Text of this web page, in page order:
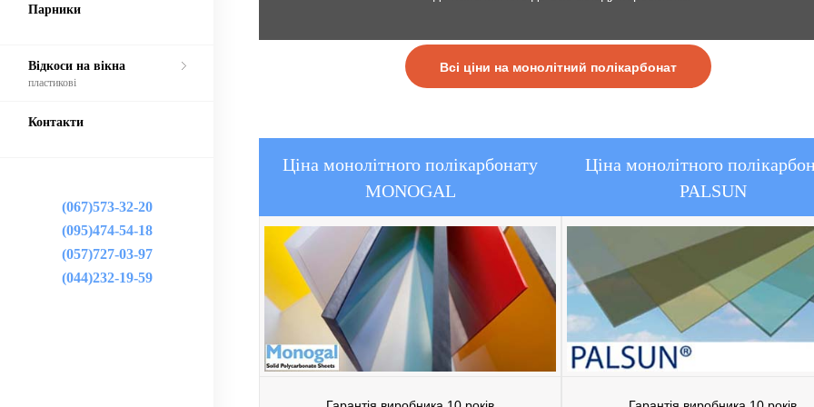
Парники
Відкоси на вікна
пластикові
Контакти
(067)573-32-20
(095)474-54-18
(057)727-03-97
(044)232-19-59
Всі ціни на монолітний полікарбонат
Ціна монолітного полікарбонату
MONOGAL
Ціна монолітного
PALSUN